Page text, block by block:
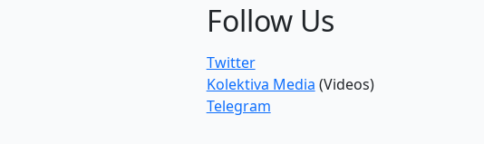
Follow Us
Twitter
Kolektiva Media (Videos)
Telegram